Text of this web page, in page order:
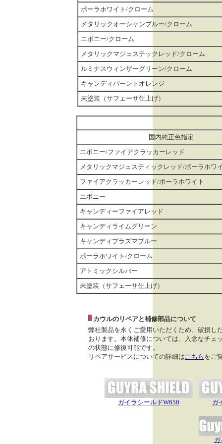
ポーラホワイト/クローム
メタリックオーシャンブルー/クローム
エボニー/クローム
メタリックマジェステックレッド/クローム
ルミナスウィンザーグリーン/クローム
キャンディバーントオレンジ
未塗装（サフェーサ仕上げ）
国内純正色指定
エボニー/ファイアクラッカーレッド
メタリックマジェスティックレッド/ポーラホワ
ファイアクラッカーレッド/ポーラホワイト
エボニー
キャンディーファイアレッド
キャンディライムグリーン
キャンディプラズマブルー
ポーラホワイト/クローム
アトミックシルバー
未塗装（サフェーサ仕上げ）
カウルのリペアと補修部品について
弊社製品を永くご愛用いただくため、破損し
おります。本体補修については、入念なチェ
の状態に修復可能です。
リペアサービスについての詳細はこちら をご
ガイラシールドW650 ガ